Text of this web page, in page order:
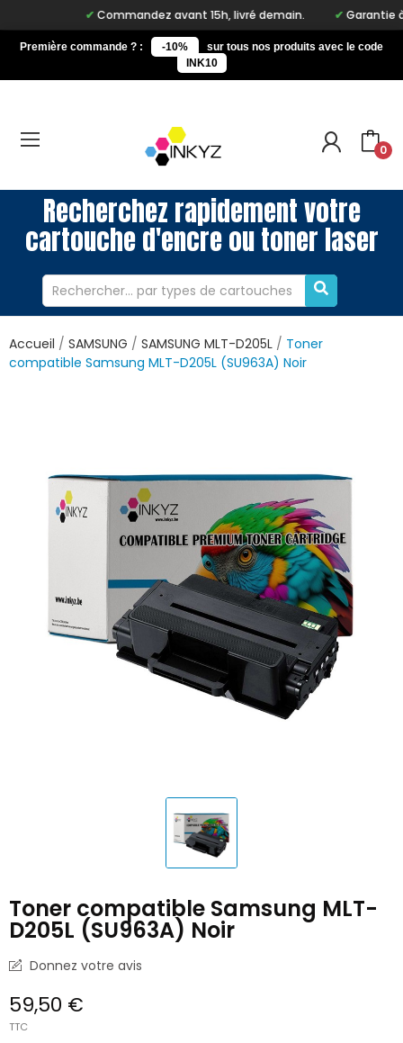
Commandez avant 15h, livré demain. Garantie à
Première commande ? : -10%
sur tous nos produits avec le code
INK10
0
Recherchez rapidement votre
cartouche d'encre ou toner laser
Accueil SAMSUNG SAMSUNG MLT-D205L
Toner
compatible Samsung MLT-D205L (SU963A) Noir
Toner compatible Samsung MLT-
D205L (SU963A) Noir
Donnez votre avis
59,50 €
TTC